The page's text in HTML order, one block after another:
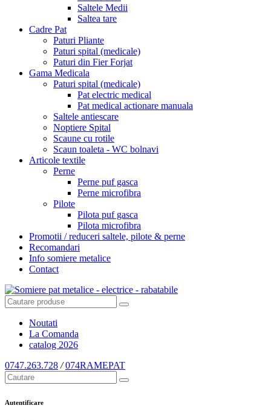
Saltele Medii
Saltea tare
Cadre Pat
Paturi Pliante
Paturi spital (medicale)
Paturi din Fier Forjat
Gama Medicala
Paturi spital (medicale)
Pat electric medical
Pat medical actionare manuala
Saltele antiescare
Noptiere Spital
Scaune cu rotile
Scaun toaleta - WC bolnavi
Articole textile
Perne
Perne puf gasca
Perne microfibra
Pilote
Pilota puf gasca
Pilota microfibra
Promotii / reduceri saltele, pilote & perne
Recomandari
Info somiere metalice
Contact
Noutati
La Comanda
catalog 2026
0747.263.728 / 074RAMEPAT
Autentificare